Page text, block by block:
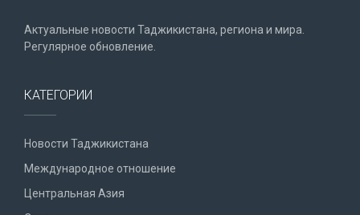
Актуальные новости Таджикистана, региона и мира.
Регулярное обновление.
КАТЕГОРИИ
Новости Таджикистана
Международное отношение
Центральная Азия